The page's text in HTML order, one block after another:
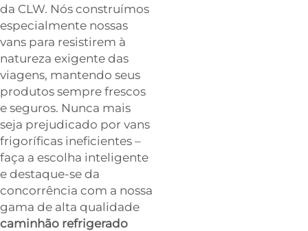
da CLW. Nós construímos
especialmente nossas
vans para resistirem à
natureza exigente das
viagens, mantendo seus
produtos sempre frescos
e seguros. Nunca mais
seja prejudicado por vans
frigoríficas ineficientes –
faça a escolha inteligente
e destaque-se da
concorrência com a nossa
gama de alta qualidade
caminhão refrigerado